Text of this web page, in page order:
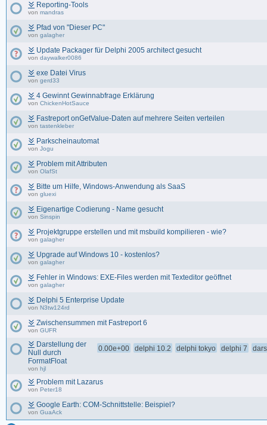
Reporting-Tools
von mandras
Pfad von "Dieser PC"
von galagher
Update Packager für Delphi 2005 architect gesucht
von daywalker0086
exe Datei Virus
von gerd33
4 Gewinnt Gewinnabfrage Erklärung
von ChickenHotSauce
Fastreport onGetValue-Daten auf mehrere Seiten verteilen
von tastenkleber
Parkscheinautomat
von Jogu
Problem mit Attributen
von OlafSt
Bitte um Hilfe, Windows-Anwendung als SaaS
von gluexi
Eigenartige Codierung - Name gesucht
von Sinspin
Projektgruppe erstellen und mit msbuild kompilieren - wie?
von galagher
Upgrade auf Windows 10 - kostenlos?
von galagher
Fehler in Windows: EXE-Files werden mit Texteditor geöffnet
von galagher
Delphi 5 Enterprise Update
von N3tw124rd
Zwischensummen mit Fastreport 6
von GUFR
0.00e+00 delphi 10.2 delphi tokyo delphi 7
Darstellung der
Null durch
FormatFloat
von hjl
Problem mit Lazarus
von Peter18
Google Earth: COM-Schnittstelle: Beispiel?
von GuaAck